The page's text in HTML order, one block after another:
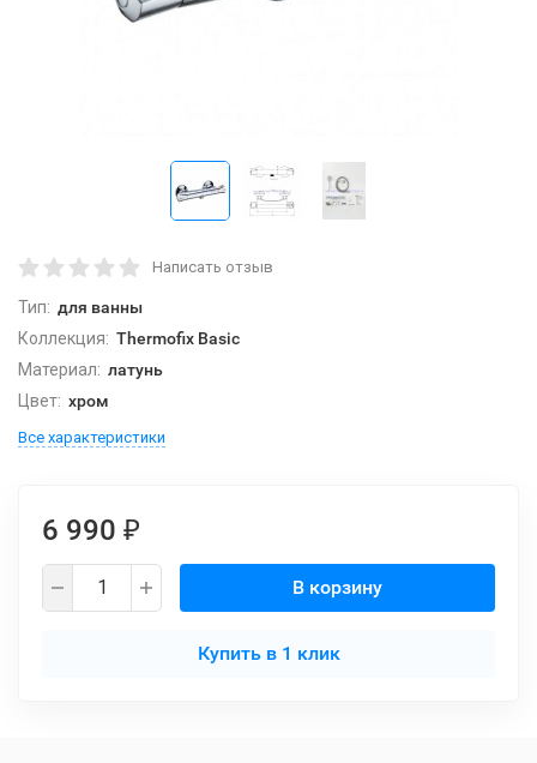
Написать отзыв
Тип: для ванны
Коллекция: Thermofix Basic
Материал: латунь
Цвет: хром
Все характеристики
6 990 ₽
В корзину
Купить в 1 клик